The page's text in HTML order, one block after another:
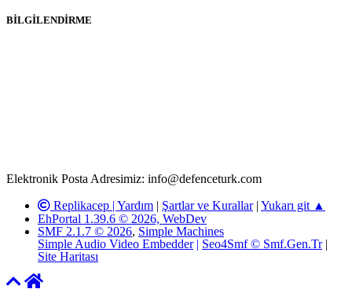
BİLGİLENDİRME
Elektronik Posta Adresimiz: info@defenceturk.com
Replikacep | Yardım | Şartlar ve Kurallar| Yukarı git ▲
EhPortal 1.39.6 © 2026, WebDev
SMF 2.1.7 © 2026, Simple Machines
Simple Audio Video Embedder | Seo4Smf © Smf.Gen.Tr|
Site Haritası